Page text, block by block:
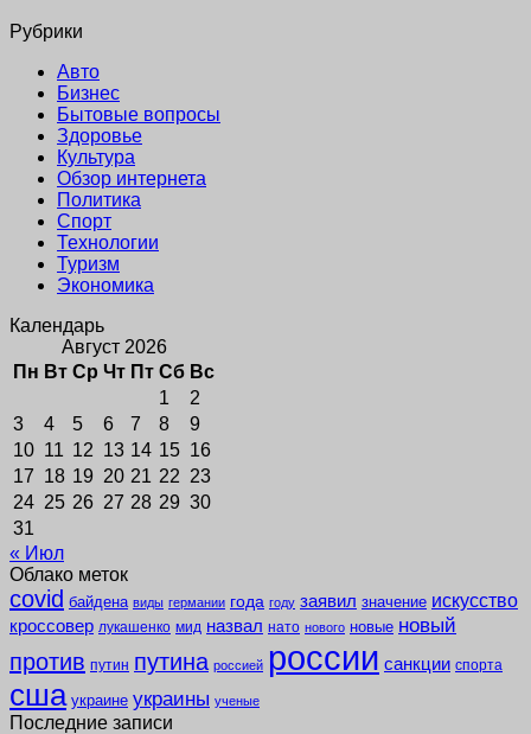
Рубрики
Авто
Бизнес
Бытовые вопросы
Здоровье
Культура
Обзор интернета
Политика
Спорт
Технологии
Туризм
Экономика
Календарь
Август 2026
Пн Вт Ср Чт Пт Сб Вс
1
2
3
4 5 6 7 8
9
10 11 12 13 14 15 16
17 18 19 20 21 22 23
24 25 26 27 28 29 30
31
« Июл
Облако меток
covid байдена виды германии года году заявил значение искусство
кроссовер лукашенко мид назвал нато нового новые новый
против путин путина россией россии санкции спорта
сша украине украины ученые
Последние записи